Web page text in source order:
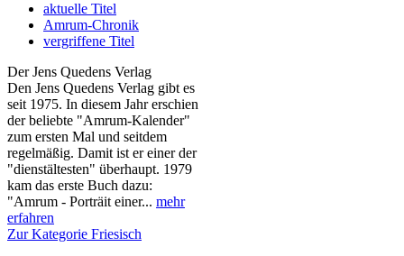
aktuelle Titel
Amrum-Chronik
vergriffene Titel
Der Jens Quedens Verlag
Den Jens Quedens Verlag gibt es
seit 1975. In diesem Jahr erschien
der beliebte "Amrum-Kalender"
zum ersten Mal und seitdem
regelmäßig. Damit ist er einer der
"dienstältesten" überhaupt. 1979
kam das erste Buch dazu:
"Amrum - Porträit einer... mehr
erfahren
Zur Kategorie Friesisch